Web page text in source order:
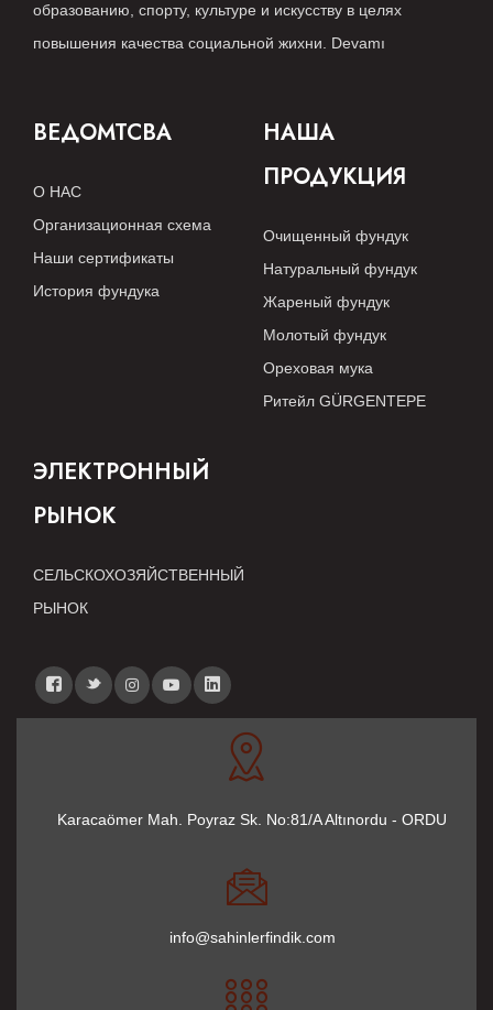
образованию, спорту, культуре и искусству в целях
повышения качества социальной жихни. Devamı
ВЕДОМТСВА
О НАС
Организационная схема
Наши сертификаты
История фундука
НАША
ПРОДУКЦИЯ
Очищенный фундук
Натуральный фундук
Жареный фундук
Молотый фундук
Ореховая мука
Ритейл GÜRGENTEPE
ЭЛЕКТРОННЫЙ
РЫНОК
СЕЛЬСКОХОЗЯЙСТВЕННЫЙ
РЫНОК
Karacaömer Mah. Poyraz Sk. No:81/A Altınordu - ORDU
info@sahinlerfindik.com